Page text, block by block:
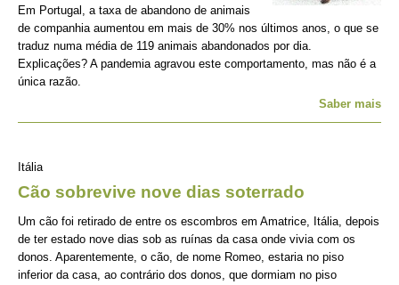
Em Portugal, a taxa de abandono de animais
de companhia aumentou em mais de 30% nos últimos anos, o que se
traduz numa média de 119 animais abandonados por dia.
Explicações? A pandemia agravou este comportamento, mas não é a
única razão.
Saber mais
Itália
Cão sobrevive nove dias soterrado
Um cão foi retirado de entre os escombros em Amatrice, Itália, depois
de ter estado nove dias sob as ruínas da casa onde vivia com os
donos. Aparentemente, o cão, de nome Romeo, estaria no piso
inferior da casa, ao contrário dos donos, que dormiam no piso